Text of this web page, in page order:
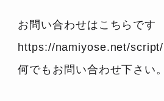
お問い合わせはこちらです
https://namiyose.net/
何でもお問い合わせ下さい。